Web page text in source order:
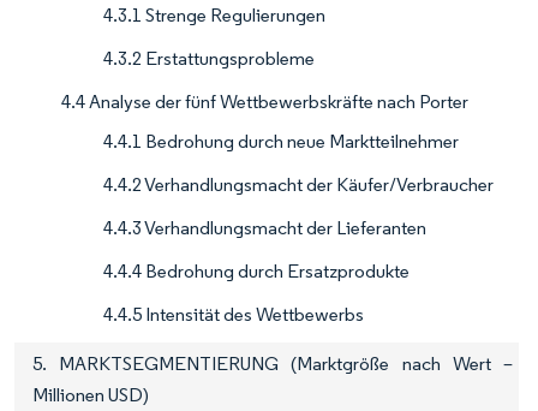
4.3.1 Strenge Regulierungen
4.3.2 Erstattungsprobleme
4.4 Analyse der fünf Wettbewerbskräfte nach Porter
4.4.1 Bedrohung durch neue Marktteilnehmer
4.4.2 Verhandlungsmacht der Käufer/Verbraucher
4.4.3 Verhandlungsmacht der Lieferanten
4.4.4 Bedrohung durch Ersatzprodukte
4.4.5 Intensität des Wettbewerbs
5. MARKTSEGMENTIERUNG (Marktgröße nach Wert –
Millionen USD)